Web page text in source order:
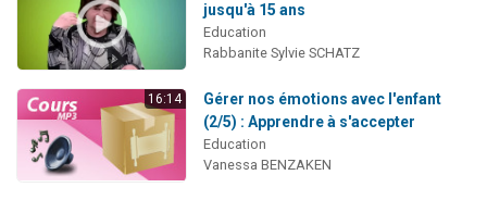
jusqu'à 15 ans
Education
Rabbanite Sylvie SCHATZ
16:14
Gérer nos émotions avec l'enfant
(2/5) : Apprendre à s'accepter
Education
Vanessa BENZAKEN